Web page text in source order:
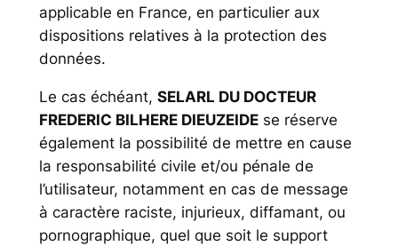
applicable en France, en particulier aux
dispositions relatives à la protection des
données.
Le cas échéant, SELARL DU DOCTEUR
FREDERIC BILHERE DIEUZEIDEse réserve
également la possibilité de mettre en cause
la responsabilité civile et/ou pénale de
l’utilisateur, notamment en cas de message
à caractère raciste, injurieux, diffamant, ou
pornographique, quel que soit le support